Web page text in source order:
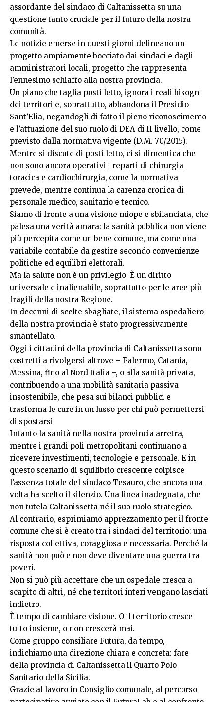
assordante del sindaco di Caltanissetta su una
questione tanto cruciale per il futuro della nostra
comunità.
Le notizie emerse in questi giorni delineano un
progetto ampiamente bocciato dai sindaci e dagli
amministratori locali, progetto che rappresenta
l’ennesimo schiaffo alla nostra provincia.
Un piano che taglia posti letto, ignora i reali bisogni
dei territori e, soprattutto, abbandona il Presidio
Sant’Elia, negandogli di fatto il pieno riconoscimento
e l’attuazione del suo ruolo di DEA di II livello, come
previsto dalla normativa vigente (D.M. 70/2015).
Mentre si discute di posti letto, ci si dimentica che
non sono ancora operativi i reparti di chirurgia
toracica e cardiochirurgia, come la normativa
prevede, mentre continua la carenza cronica di
personale medico, sanitario e tecnico.
Siamo di fronte a una visione miope e sbilanciata, che
palesa una verità amara: la sanità pubblica non viene
più percepita come un bene comune, ma come una
variabile contabile da gestire secondo convenienze
politiche ed equilibri elettorali.
Ma la salute non è un privilegio. È un diritto
universale e inalienabile, soprattutto per le aree più
fragili della nostra Regione.
In decenni di scelte sbagliate, il sistema ospedaliero
della nostra provincia è stato progressivamente
smantellato.
Oggi i cittadini della provincia di Caltanissetta sono
costretti a rivolgersi altrove – Palermo, Catania,
Messina, fino al Nord Italia –, o alla sanità privata,
contribuendo a una mobilità sanitaria passiva
insostenibile, che pesa sui bilanci pubblici e
trasforma le cure in un lusso per chi può permettersi
di spostarsi.
Intanto la sanità nella nostra provincia arretra,
mentre i grandi poli metropolitani continuano a
ricevere investimenti, tecnologie e personale. E in
questo scenario di squilibrio crescente colpisce
l’assenza totale del sindaco Tesauro, che ancora una
volta ha scelto il silenzio. Una linea inadeguata, che
non tutela Caltanissetta né il suo ruolo strategico.
Al contrario, esprimiamo apprezzamento per il fronte
comune che si è creato tra i sindaci del territorio: una
risposta collettiva, coraggiosa e necessaria. Perché la
sanità non può e non deve diventare una guerra tra
poveri.
Non si può più accettare che un ospedale cresca a
scapito di altri, né che territori interi vengano lasciati
indietro.
È tempo di cambiare visione. O il territorio cresce
tutto insieme, o non crescerà mai.
Come gruppo consiliare Futura, da tempo,
indichiamo una direzione chiara e concreta: fare
della provincia di Caltanissetta il Quarto Polo
Sanitario della Sicilia.
Grazie al lavoro in Consiglio comunale, al percorso